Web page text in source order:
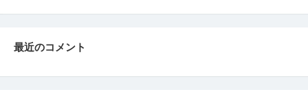
最近のコメント